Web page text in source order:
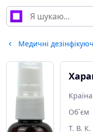
Медичні
Об`єм
Т. В.